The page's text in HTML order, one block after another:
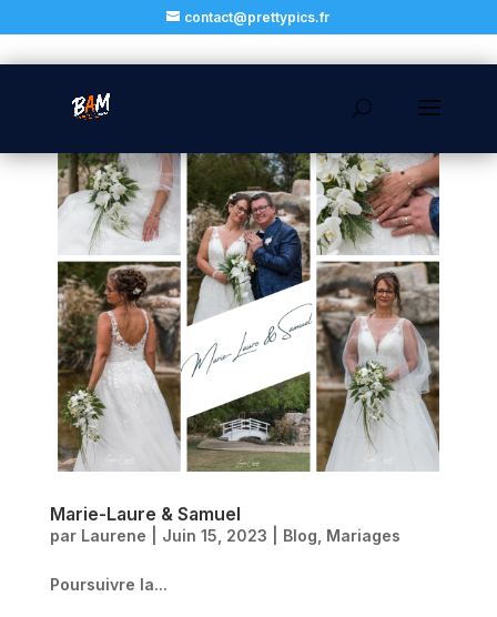
contact@prettypics.fr
Marie-Laure & Samuel
par Laurene Juin 15, 2023 Blog Mariages
Poursuivre la...